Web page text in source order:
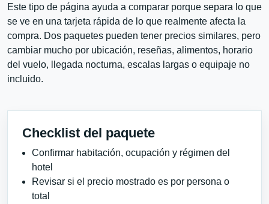
Este tipo de página ayuda a comparar porque separa lo que
se ve en una tarjeta rápida de lo que realmente afecta la
compra. Dos paquetes pueden tener precios similares, pero
cambiar mucho por ubicación, reseñas, alimentos, horario
del vuelo, llegada nocturna, escalas largas o equipaje no
incluido.
Checklist del paquete
Confirmar habitación, ocupación y régimen del
hotel
Revisar si el precio mostrado es por persona o
total